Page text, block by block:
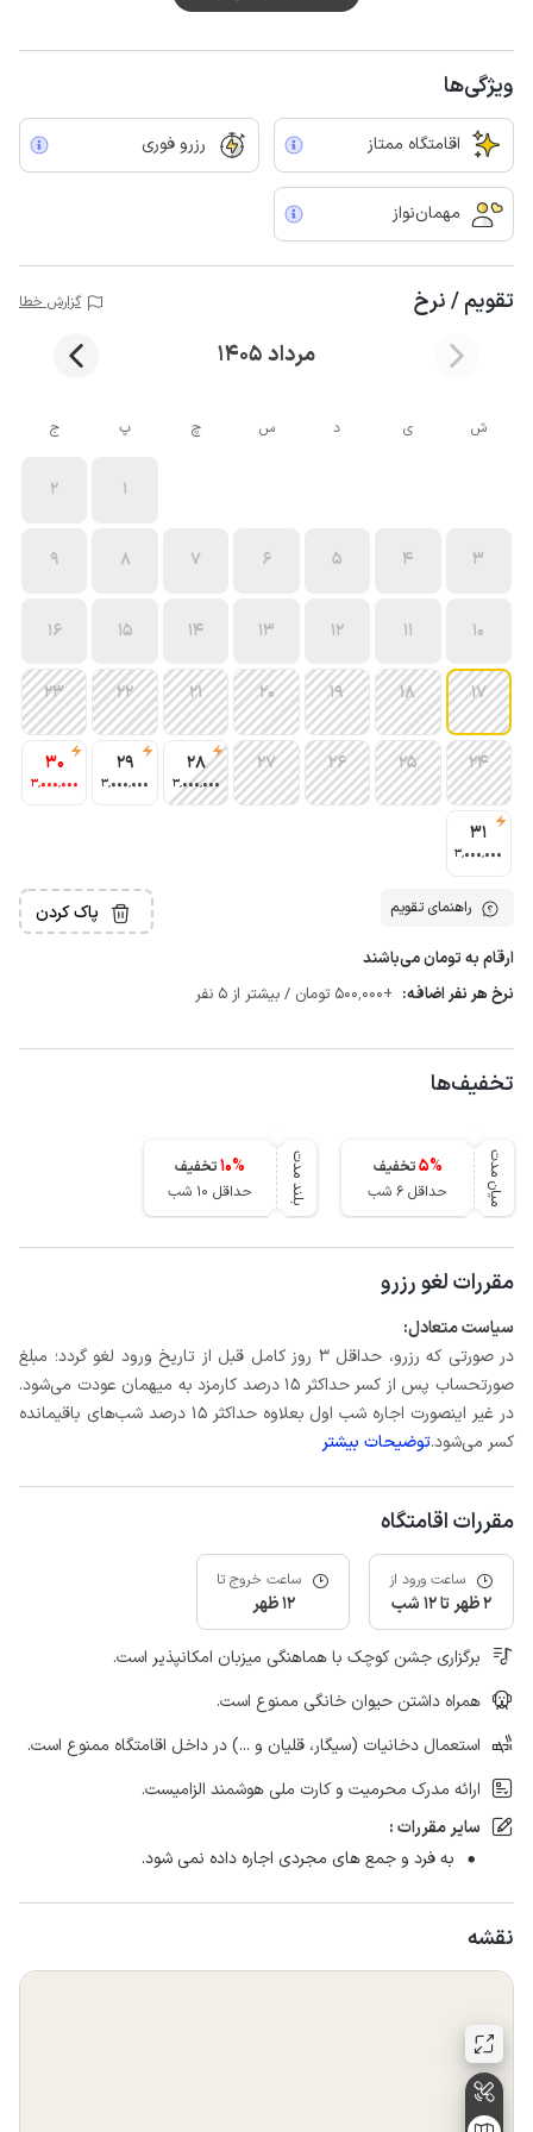
ویژگی‌ها
اقامتگاه ممتاز رزرو فوری
مهمان‌نواز
تقویم / نرخ گزارش خطا
مرداد 1405
ش ی د س چ پ ج
1
2
3
4
5
6
7
8
9
10
11
12
13
14
15
16
17
18
19
20
21
22
23
24
25
26
27
28
3٬000٬000
29
3٬000٬000
30
3٬000٬000
31
3٬000٬000
راهنمای تقویم پاک کردن
ارقام به تومان می‌باشند
نرخ هر نفر اضافه: +500٬000 تومان / بیشتر از 5 نفر
تخفیف‌ها
میان مدت 5%
تخفیف
حداقل 6 شب
بلند مدت 10%
تخفیف
حداقل 10 شب
مقررات لغو رزرو
سیاست متعادل:
در صورتی که رزرو، حداقل 3 روز کامل قبل از تاریخ ورود لغو گردد؛ مبلغ
صورتحساب پس از کسر حداکثر 15 درصد کارمزد به میهمان عودت می‌شود.
در غیر اینصورت اجاره شب اول بعلاوه حداکثر 15 درصد شب‌های باقیمانده
کسر می‌شود.توضیحات بیشتر
مقررات اقامتگاه
ساعت ورود از
2 ظهر تا 12 شب
ساعت خروج تا
12 ظهر
برگزاری جشن کوچک با هماهنگی میزبان امکانپذیر است.
همراه داشتن حیوان خانگی ممنوع است.
استعمال دخانیات (سیگار، قلیان و ...) در داخل اقامتگاه ممنوع است.
ارائه مدرک محرمیت و کارت ملی هوشمند الزامیست.
سایر مقررات :
به فرد و جمع های مجردی اجاره داده نمی شود.
نقشه